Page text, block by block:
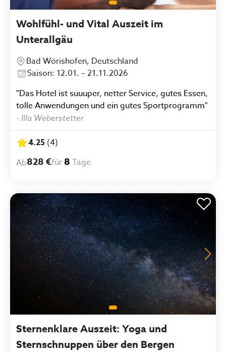
Wohlfühl- und Vital Auszeit im
Unterallgäu
Bad Wörishofen, Deutschland
Saison: 12.01. – 21.11.2026
"Das Hotel ist suuuper, netter Service, gutes Essen,
tolle Anwendungen und ein gutes Sportprogramm"
- Illa Weberstetter
4.25 (4)
Ab828 €für 8 Tage
Sternenklare Auszeit: Yoga und
Sternschnuppen über den Bergen